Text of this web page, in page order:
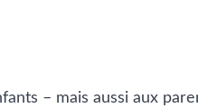
– mais aussi aux